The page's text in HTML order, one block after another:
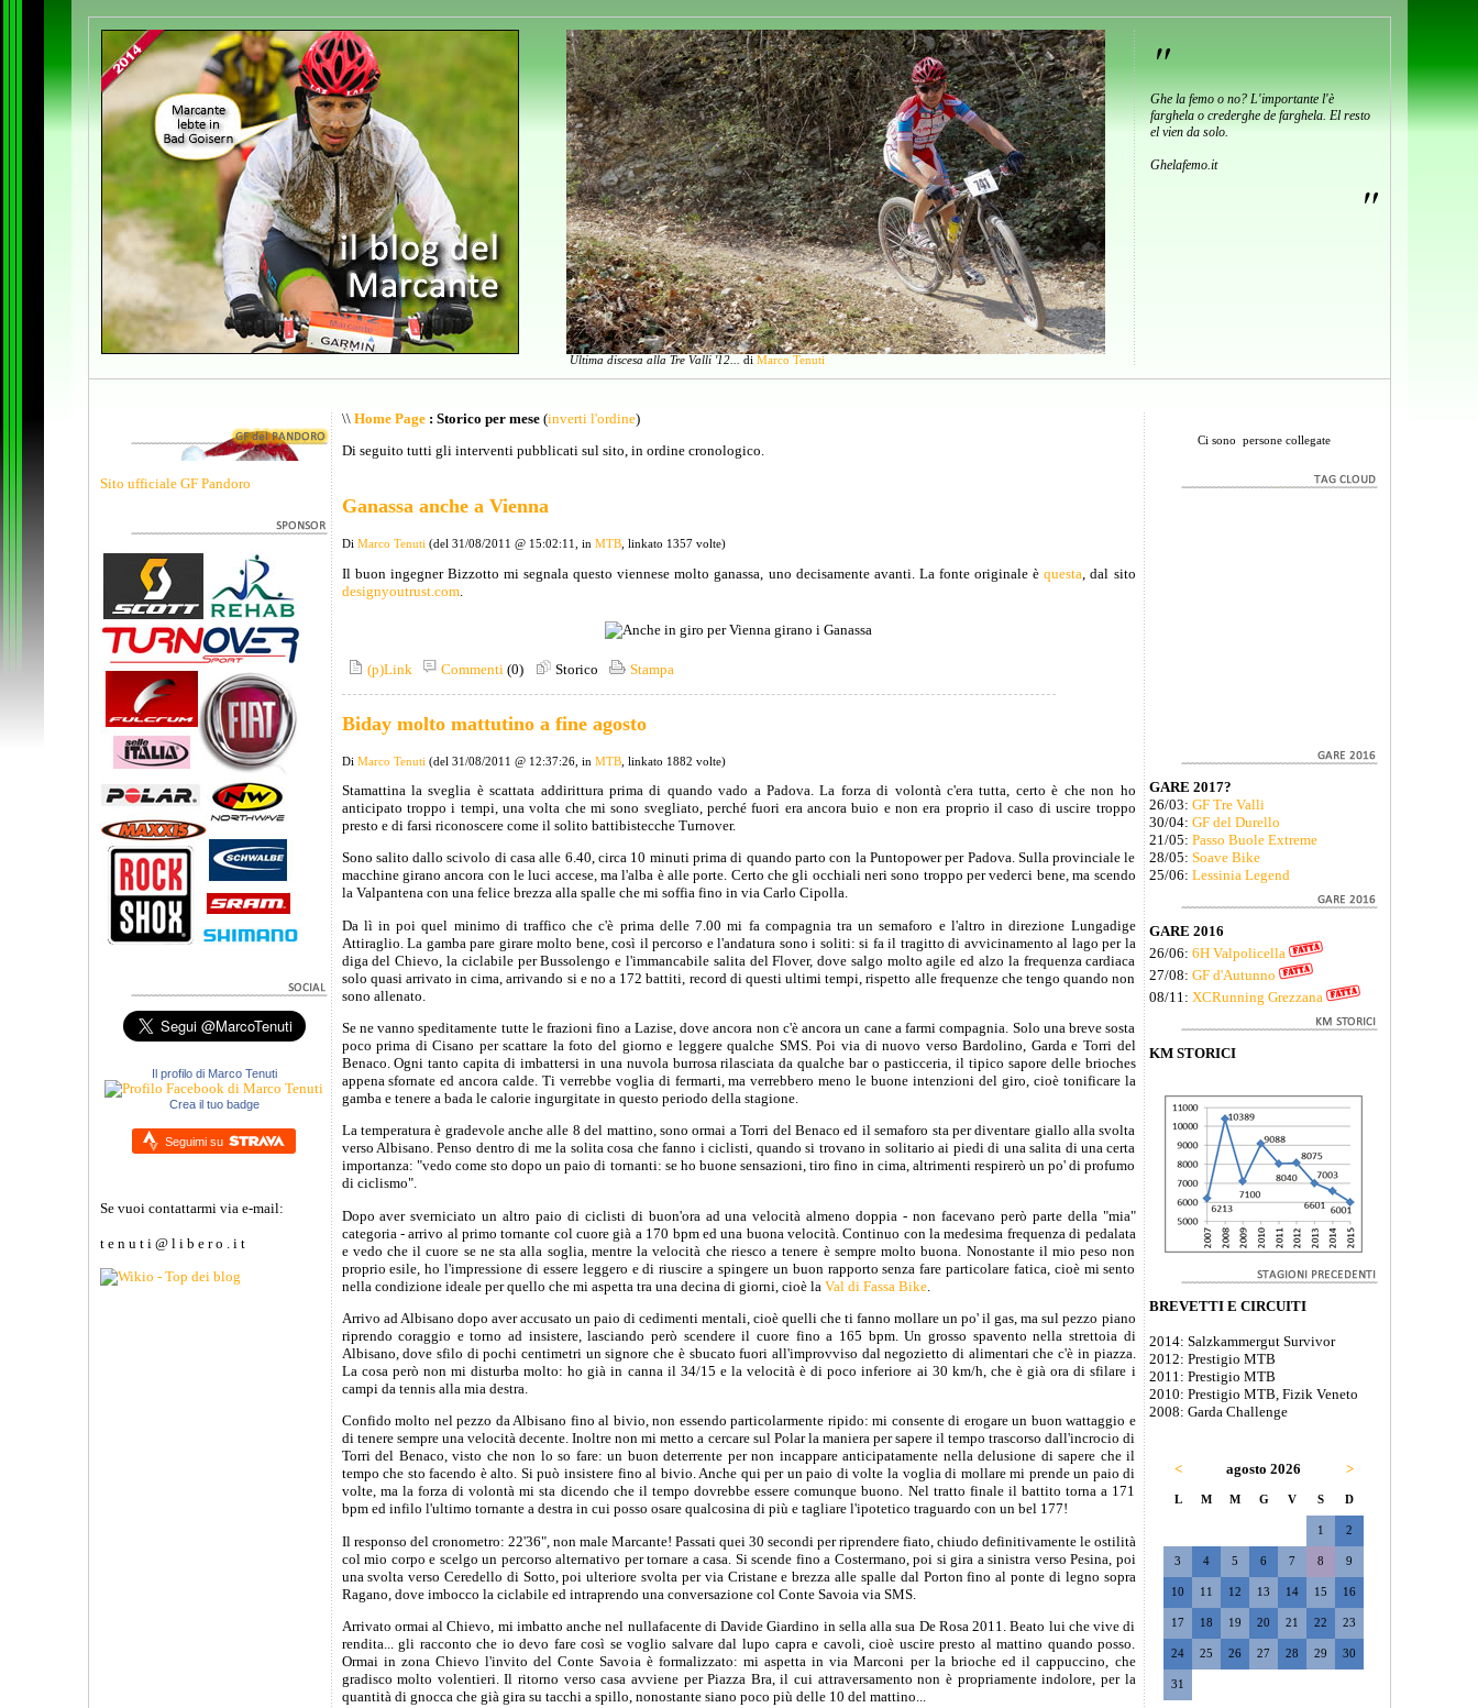
Ultima discesa alla Tre Valli '12... di Marco Tenuti
"
Ghe la femo o no? L'importante l'è
farghela o crederghe de farghela. El resto
el vien da solo.
Ghelafemo.it
"
Sito ufficiale GF Pandoro
Il profilo di Marco Tenuti
Crea il tuo badge
Seguimi su
Se vuoi contattarmi via e-mail:
t e n u t i @ l i b e r o . i t
\\ Home Page: Storico per mese(inverti l'ordine)
Di seguito tutti gli interventi pubblicati sul sito, in ordine cronologico.
Ganassa anche a Vienna
Di Marco Tenuti(del 31/08/2011 @ 15:02:11, in MTB, linkato 1357 volte)
Il buon ingegner Bizzotto mi segnala questo viennese molto ganassa, uno decisamente avanti. La fonte originale èquesta , dal sito
designyoutrust.com.
(p)Link Commenti(0) Storico Stampa
Biday molto mattutino a fine agosto
Di Marco Tenuti (del 31/08/2011 @ 12:37:26, in MTB, linkato 1882 volte)
Stamattina la sveglia è scattata addirittura prima di quando vado a Padova. La forza di volontà c'era tutta, certo è che non ho
anticipato troppo i tempi, una volta che mi sono svegliato, perché fuori era ancora buio e non era proprio il caso di uscire troppo
presto e di farsi riconoscere come il solito battibistecche Turnover.
Sono salito dallo scivolo di casa alle 6.40, circa 10 minuti prima di quando parto con la Puntopower per Padova. Sulla provinciale le
macchine girano ancora con le luci accese, ma l'alba è alle porte. Certo che gli occhiali neri sono troppo per vederci bene, ma scendo
la Valpantena con una felice brezza alla spalle che mi soffia fino in via Carlo Cipolla.
Da lì in poi quel minimo di traffico che c'è prima delle 7.00 mi fa compagnia tra un semaforo e l'altro in direzione Lungadige
Attiraglio. La gamba pare girare molto bene, così il percorso e l'andatura sono i soliti: si fa il tragitto di avvicinamento al lago per la
diga del Chievo, la ciclabile per Bussolengo e l'immancabile salita del Flover, dove salgo molto agile ed alzo la frequenza cardiaca
solo quasi arrivato in cima, arrivando si e no a 172 battiti, record di questi ultimi tempi, rispetto alle frequenze che tengo quando non
sono allenato.
Se ne vanno speditamente tutte le frazioni fino a Lazise, dove ancora non c'è ancora un cane a farmi compagnia. Solo una breve sosta
poco prima di Cisano per scattare la foto del giorno e leggere qualche SMS. Poi via di nuovo verso Bardolino, Garda e Torri del
Benaco. Ogni tanto capita di imbattersi in una nuvola burrosa rilasciata da qualche bar o pasticceria, il tipico sapore delle brioches
appena sfornate ed ancora calde. Ti verrebbe voglia di fermarti, ma verrebbero meno le buone intenzioni del giro, cioè tonificare la
gamba e tenere a bada le calorie ingurgitate in questo periodo della stagione.
La temperatura è gradevole anche alle 8 del mattino, sono ormai a Torri del Benaco ed il semaforo sta per diventare giallo alla svolta
verso Albisano. Penso dentro di me la solita cosa che fanno i ciclisti, quando si trovano in solitario ai piedi di una salita di una certa
importanza: "vedo come sto dopo un paio di tornanti: se ho buone sensazioni, tiro fino in cima, altrimenti respirerò un po' di profumo
di ciclismo".
Dopo aver sverniciato un altro paio di ciclisti di buon'ora ad una velocità almeno doppia - non facevano però parte della "mia"
categoria - arrivo al primo tornante col cuore già a 170 bpm ed una buona velocità. Continuo con la medesima frequenza di pedalata
e vedo che il cuore se ne sta alla soglia, mentre la velocità che riesco a tenere è sempre molto buona. Nonostante il mio peso non
proprio esile, ho l'impressione di essere leggero e di riuscire a spingere un buon rapporto senza fare particolare fatica, cioè mi sento
nella condizione ideale per quello che mi aspetta tra una decina di giorni, cioè la Val di Fassa Bike.
Arrivo ad Albisano dopo aver accusato un paio di cedimenti mentali, cioè quelli che ti fanno mollare un po' il gas, ma sul pezzo piano
riprendo coraggio e torno ad insistere, lasciando però scendere il cuore fino a 165 bpm. Un grosso spavento nella strettoia di
Albisano, dove sfilo di pochi centimetri un signore che è sbucato fuori all'improvviso dal negozietto di alimentari che c'è in piazza.
La cosa però non mi disturba molto: ho già in canna il 34/15 e la velocità è di poco inferiore ai 30 km/h, che è già ora di sfilare i
campi da tennis alla mia destra.
Confido molto nel pezzo da Albisano fino al bivio, non essendo particolarmente ripido: mi consente di erogare un buon wattaggio e
di tenere sempre una velocità decente. Inoltre non mi metto a cercare sul Polar la maniera per sapere il tempo trascorso dall'incrocio di
Torri del Benaco, visto che non lo so fare: un buon deterrente per non incappare anticipatamente nella delusione di sapere che il
tempo che sto facendo è alto. Si può insistere fino al bivio. Anche qui per un paio di volte la voglia di mollare mi prende un paio di
volte, ma la forza di volontà mi sta dicendo che il tempo dovrebbe essere comunque buono. Nel tratto finale il battito torna a 171
bpm ed infilo l'ultimo tornante a destra in cui posso osare qualcosina di più e tagliare l'ipotetico traguardo con un bel 177!
Il responso del cronometro: 22'36", non male Marcante! Passati quei 30 secondi per riprendere fiato, chiudo definitivamente le ostilità
col mio corpo e scelgo un percorso alternativo per tornare a casa. Si scende fino a Costermano, poi si gira a sinistra verso Pesina, poi
una svolta verso Ceredello di Sotto, poi ulteriore svolta per via Cristane e brezza alle spalle dal Porton fino al ponte di legno sopra
Ragano, dove imbocco la ciclabile ed intraprendo una conversazione col Conte Savoia via SMS.
Arrivato ormai al Chievo, mi imbatto anche nel nullafacente di Davide Giardino in sella alla sua De Rosa 2011. Beato lui che vive di
rendita... gli racconto che io devo fare così se voglio salvare dal lupo capra e cavoli, cioè uscire presto al mattino quando posso.
Ormai in zona Chievo l'invito del Conte Savoia è formalizzato: mi aspetta in via Marconi per la brioche ed il cappuccino, che
gradisco molto volentieri. Il ritorno verso casa avviene per Piazza Bra, il cui attraversamento non è propriamente indolore, per la
quantità di gnocca che già gira su tacchi a spillo, nonostante siano poco più delle 10 del mattino...
Ci sono persone collegate
GARE 2017?
26/03: GF Tre Valli
30/04: GF del Durello
21/05: Passo Buole Extreme
28/05: Soave Bike
25/06: Lessinia Legend
GARE 2016
26/06: 6H Valpolicella
27/08: GF d'Autunno
08/11: XCRunning Grezzana
KM STORICI
BREVETTI E CIRCUITI
2014: Salzkammergut Survivor
2012: Prestigio MTB
2011: Prestigio MTB
2010: Prestigio MTB, Fizik Veneto
2008: Garda Challenge
< agosto 2026 >
L M M G V S D
1 2
3 4 5 6 7 8 9
10 11 12 13 14 15 16
17 18 19 20 21 22 23
24 25 26 27 28 29 30
31